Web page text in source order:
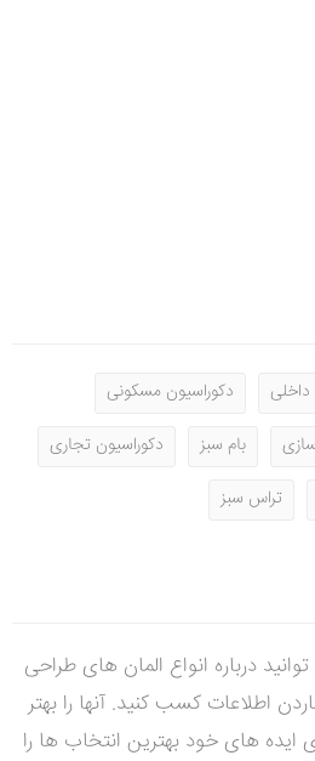
دکوراسیون مسکونی
بام سبز
دکوراسیون تجاری
تراس سبز
درباره انواع المان های طراحی
اطلاعات کسب کنید. آنها را بهتر
ایده های خود بهترین انتخاب ها را